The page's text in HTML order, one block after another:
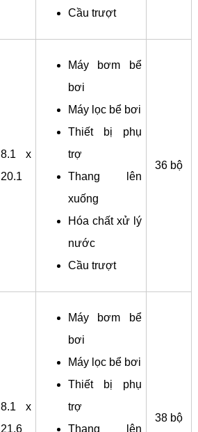
Cầu trượt
8.1 x
20.1
Máy bơm bể
bơi
Máy lọc bể bơi
Thiết bị phụ
trợ
Thang lên
xuống
Hóa chất xử lý
nước
Cầu trượt
36 bộ
8.1 x
21.6
Máy bơm bể
bơi
Máy lọc bể bơi
Thiết bị phụ
trợ
Thang lên
38 bộ